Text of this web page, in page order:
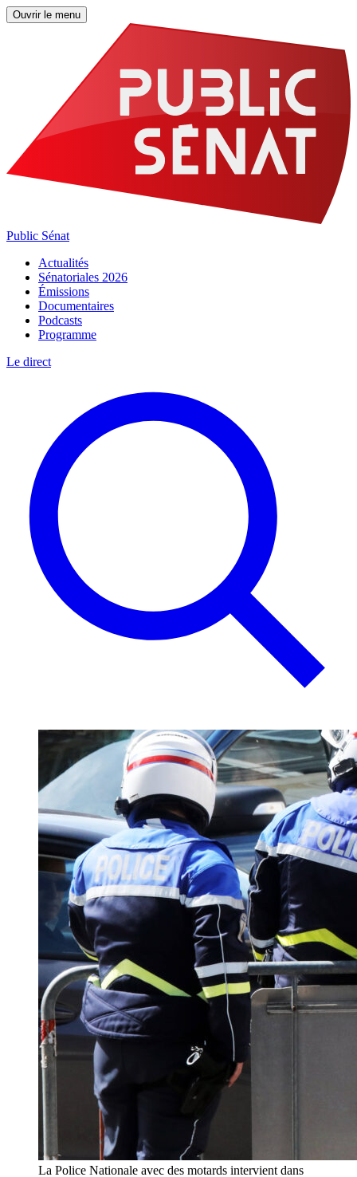
Ouvrir le menu
Public Sénat
Actualités
Sénatoriales 2026
Émissions
Documentaires
Podcasts
Programme
Le direct
La Police Nationale avec des motards intervient dans